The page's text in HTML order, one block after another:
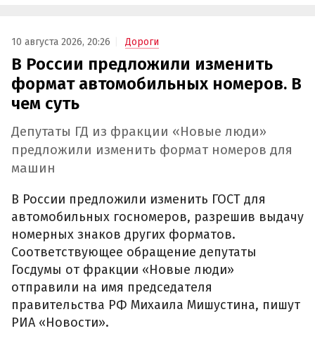
10 августа 2026, 20:26 Дороги
В России предложили изменить
формат автомобильных номеров. В
чем суть
Депутаты ГД из фракции «Новые люди»
предложили изменить формат номеров для
машин
В России предложили изменить ГОСТ для
автомобильных госномеров, разрешив выдачу
номерных знаков других форматов.
Соответствующее обращение депутаты
Госдумы от фракции «Новые люди»
отправили на имя председателя
правительства РФ Михаила Мишустина, пишут
РИА «Новости».